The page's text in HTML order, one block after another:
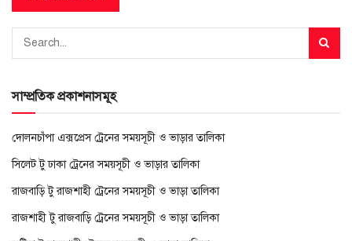
সাম্প্রতিক প্রকাশনাসমূহ
দোলনচাঁপা এক্সপ্রেস ট্রেনের সময়সূচী ও ভাড়ার তালিকা
সিলেট টু ঢাকা ট্রেনের সময়সূচী ও ভাড়ার তালিকা
রাজবাড়ি টু রাজশাহী ট্রেনের সময়সূচী ও ভাড়া তালিকা
রাজশাহী টু রাজবাড়ি ট্রেনের সময়সূচী ও ভাড়া তালিকা